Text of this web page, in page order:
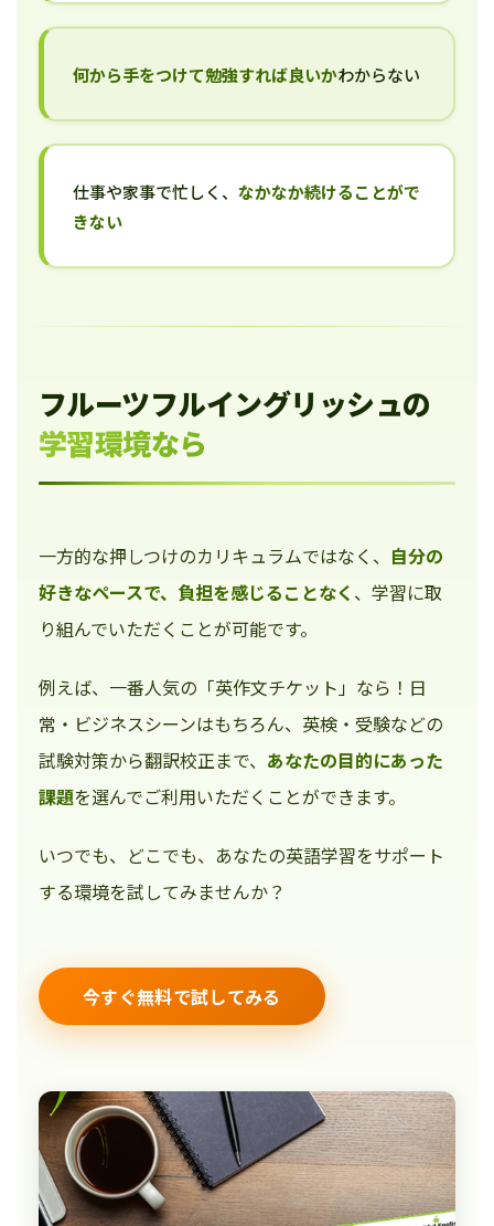
何から手をつけて勉強すれば良いかわからない
仕事や家事で忙しく、 なかなか続けることがで
きない
フルーツフルイングリッシュの
学習環境なら
一方的な押しつけのカリキュラムではなく、 自分の
好きなペースで、負担を感じることなく 、学習に取
り組んでいただくことが可能です。
例えば、一番人気の「英作文チケット」なら！日
常・ビジネスシーンはもちろん、英検・受験などの
試験対策から翻訳校正まで、 あなたの目的にあった
課題を選んでご利用いただくことができます。
いつでも、どこでも、あなたの英語学習をサポート
する環境を試してみませんか？
今すぐ無料で試してみる